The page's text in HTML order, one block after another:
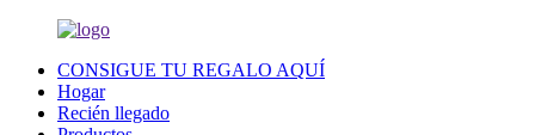
CONSIGUE TU REGALO AQUÍ
Hogar
Recién llegado